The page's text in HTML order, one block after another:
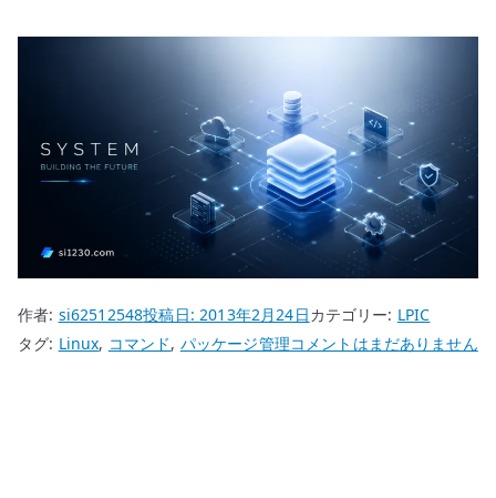
作者: si62512548投稿日:2013年2月24日カテゴリー: LPIC
タグ: Linux, コマンド, パッケージ管理LPIC
コメントはまだありません